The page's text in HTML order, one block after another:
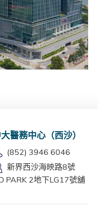
醫務中心（西沙）
(852) 3946 6046
新界西沙海映路8號
PARK 2地下LG17號舖